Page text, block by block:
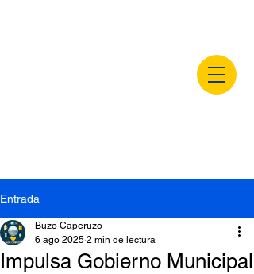
Entrada
Impulsa Gobierno Municipal
Buzo Caperuzo
6 ago 2025 2 min de lectura